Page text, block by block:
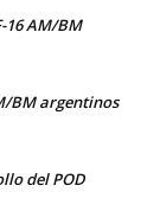
16 AM/BM
BM argentinos
del POD